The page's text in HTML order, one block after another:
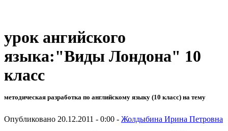
урок ангийского
языка:"Виды Лондона" 10
класс
методическая разработка по английскому языку (10 класс) на тему
Опубликовано 20.12.2011 - 0:00 - Жолдыбина Ирина Петровна